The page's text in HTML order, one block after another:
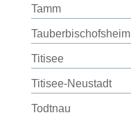
Tamm
Tauberbischofsheim
Titisee
Titisee-Neustadt
Todtnau